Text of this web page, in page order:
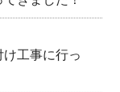
工事に行っ